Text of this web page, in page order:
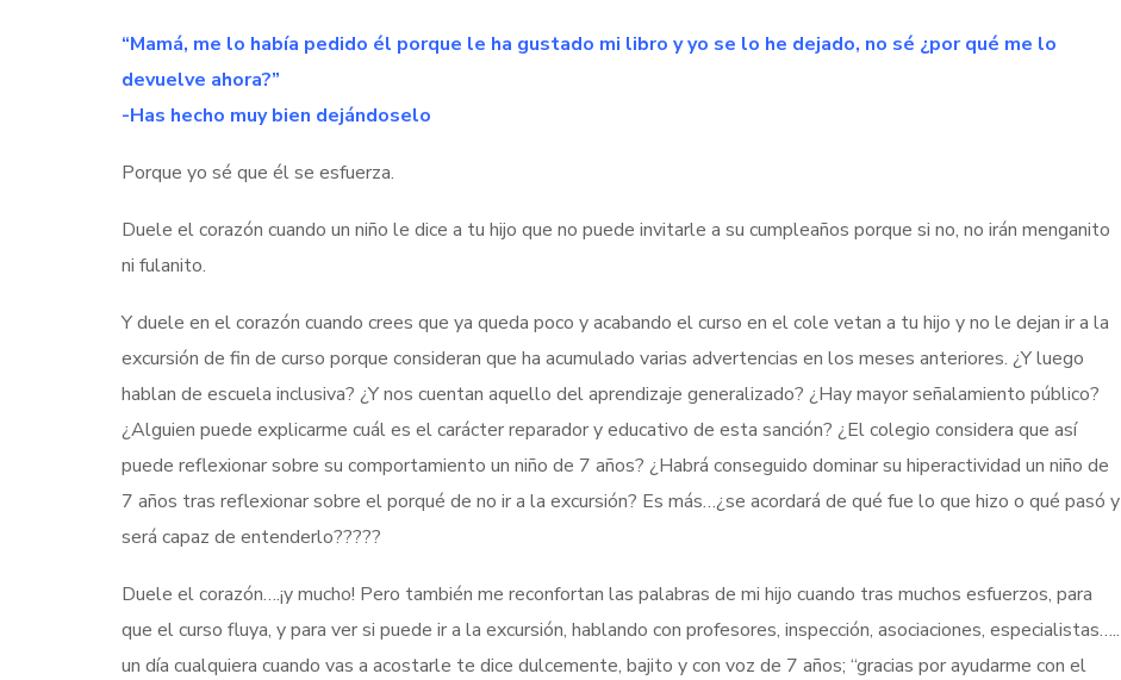
“Mamá, me lo había pedido él porque le ha gustado mi libro y yo se lo he dejado, no sé ¿por qué me lo
devuelve ahora?”
-Has hecho muy bien dejándoselo
Porque yo sé que él se esfuerza.
Duele el corazón cuando un niño le dice a tu hijo que no puede invitarle a su cumpleaños porque si no, no irán menganito
ni fulanito.
Y duele en el corazón cuando crees que ya queda poco y acabando el curso en el cole vetan a tu hijo y no le dejan ir a la
excursión de fin de curso porque consideran que ha acumulado varias advertencias en los meses anteriores. ¿Y luego
hablan de escuela inclusiva? ¿Y nos cuentan aquello del aprendizaje generalizado? ¿Hay mayor señalamiento público?
¿Alguien puede explicarme cuál es el carácter reparador y educativo de esta sanción? ¿El colegio considera que así
puede reflexionar sobre su comportamiento un niño de 7 años? ¿Habrá conseguido dominar su hiperactividad un niño de
7 años tras reflexionar sobre el porqué de no ir a la excursión? Es más…¿se acordará de qué fue lo que hizo o qué pasó y
será capaz de entenderlo?????
Duele el corazón….¡y mucho! Pero también me reconfortan las palabras de mi hijo cuando tras muchos esfuerzos, para
que el curso fluya, y para ver si puede ir a la excursión, hablando con profesores, inspección, asociaciones, especialistas…..
un día cualquiera cuando vas a acostarle te dice dulcemente, bajito y con voz de 7 años; “gracias por ayudarme con el